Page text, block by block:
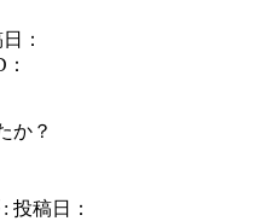
：
か？
: 投稿日：